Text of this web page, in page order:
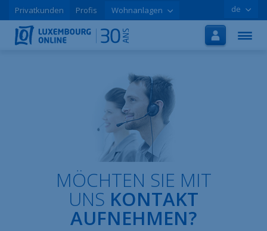
Startseite
Handy
Tutorials
Aktionen
Online-Registrierung
Hilfe
Privatkunden Profis Wohnanlagen de
MÖCHTEN SIE MIT
UNS KONTAKT
AUFNEHMEN?